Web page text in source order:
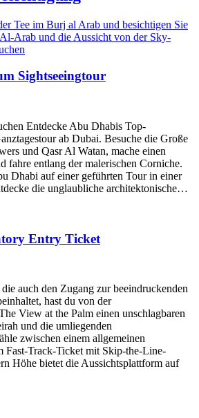
Tee im Burj al Arab und besichtigen Sie
Arab und die Aussicht von der Sky-
Sightseeingtour
Entdecke Abu Dhabis Top-
ab Dubai. Besuche die Große
und Qasr Al Watan, mache einen
fahre entlang der malerischen Corniche.
Dhabi auf einer geführten Tour in einer
die unglaubliche architektonische…
Entry Ticket
auch den Zugang zur beeindruckenden
hast du von der
View at the Palm einen unschlagbaren
und die umliegenden
zwischen einem allgemeinen
Fast-Track-Ticket mit Skip-the-Line-
Höhe bietet die Aussichtsplattform auf